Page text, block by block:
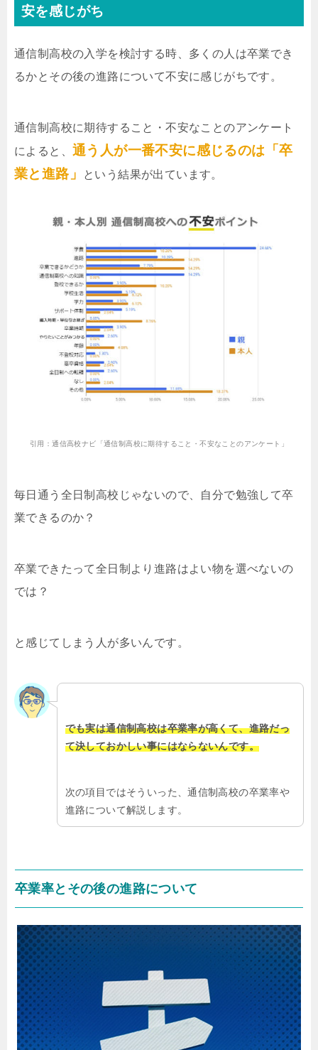
安を感じがち
通信制高校の入学を検討する時、多くの人は卒業でき
るかとその後の進路について不安に感じがちです。
通信制高校に期待すること・不安なことのアンケート
によると、 通う人が一番不安に感じるのは「卒
業と進路」
という結果が出ています。
引用：通信高校ナビ「通信制高校に期待すること・不安なことのアンケート」
毎日通う全日制高校じゃないので、自分で勉強して卒
業できるのか？
卒業できたって全日制より進路はよい物を選べないの
では？
と感じてしまう人が多いんです。
でも実は通信制高校は卒業率が高くて、進路だっ
て決しておかしい事にはならないんです。
次の項目ではそういった、通信制高校の卒業率や
進路について解説します。
卒業率とその後の進路について